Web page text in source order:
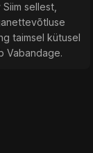
sellest,
taimsel kütusel
Vabandage.